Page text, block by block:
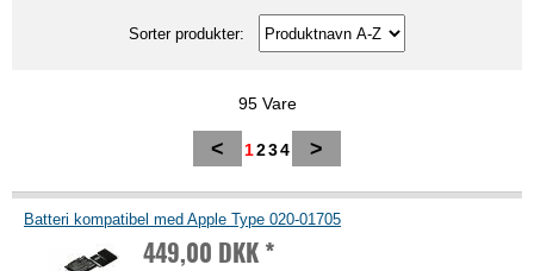
Sorter produkter:
95 Vare
< 1234 >
Batteri kompatibel med Apple Type 020-01705
449,00 DKK *